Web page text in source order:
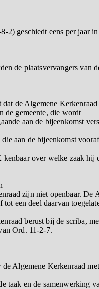
2) geschiedt eens per jaar
de plaatsvervangers van
de Algemene
de gemeente, die wordt
aan de bijeenkomst
aan de bijeenkomst
over welke zaak hij
zijn niet openbaar. De
een deel daarvan
berust bij de scriba,
Ord. 11-2-7.
Algemene Kerkenraad
taak en de samenwerking